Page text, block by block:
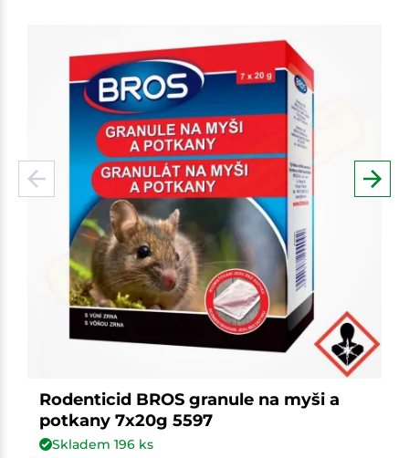
Rodenticid BROS granule na myši a
potkany 7x20g 5597
Skladem 196ks